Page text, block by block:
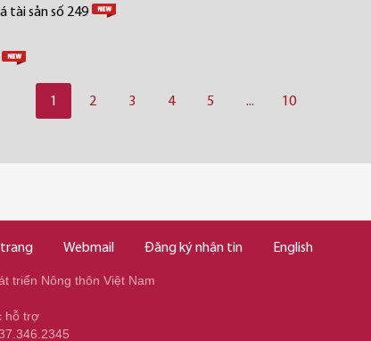
tài sản số 249
1 2 3 4 5 ... 10
Webmail Đăng ký nhận tin English
triển Nông thôn Việt Nam
hỗ trợ